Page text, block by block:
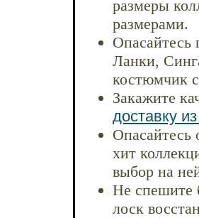
размеры
размерами.
Ланки,
костюмчик
Закажите
доставку
Опасайтесь
хит
выбор на
Не спешите
лоск